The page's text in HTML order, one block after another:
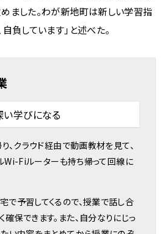
ました。わが新地町は新しい学習指
負しています」と述べた。
い学びになる
クラウド経由で動画教材を見て、
Wi-Fiルーターも持ち帰って回線に
予習してくるので、授業で話し合
保できます。また、自分なりにじっ